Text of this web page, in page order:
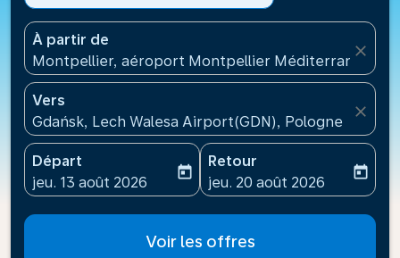
À partir de
Montpellier, aéroport Montpellier
close
Vers
Gdańsk, Lech Walesa Airport(GDN), Pologne
close
Départ
fc-booking-departure-date-aria-label
jeu. 13 août 2026
today
Retour
fc-booking-return-date-
jeu. 20 août 2026
today
Voir les offres